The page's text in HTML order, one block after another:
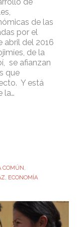
de las
por el
abril del 2016
de la
se afianzan
que
Y está
la…
COMÚN ,
, ECONOMÍA